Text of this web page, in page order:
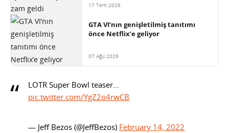
17 Tem 2026
GTA VI’nın genişletilmiş tanıtımı
önce Netflix’e geliyor
07 Ağu 2026
LOTR Super Bowl teaser…
pic.twitter.com/YgZ2o4rwCB
— Jeff Bezos (@JeffBezos) February 14, 2022